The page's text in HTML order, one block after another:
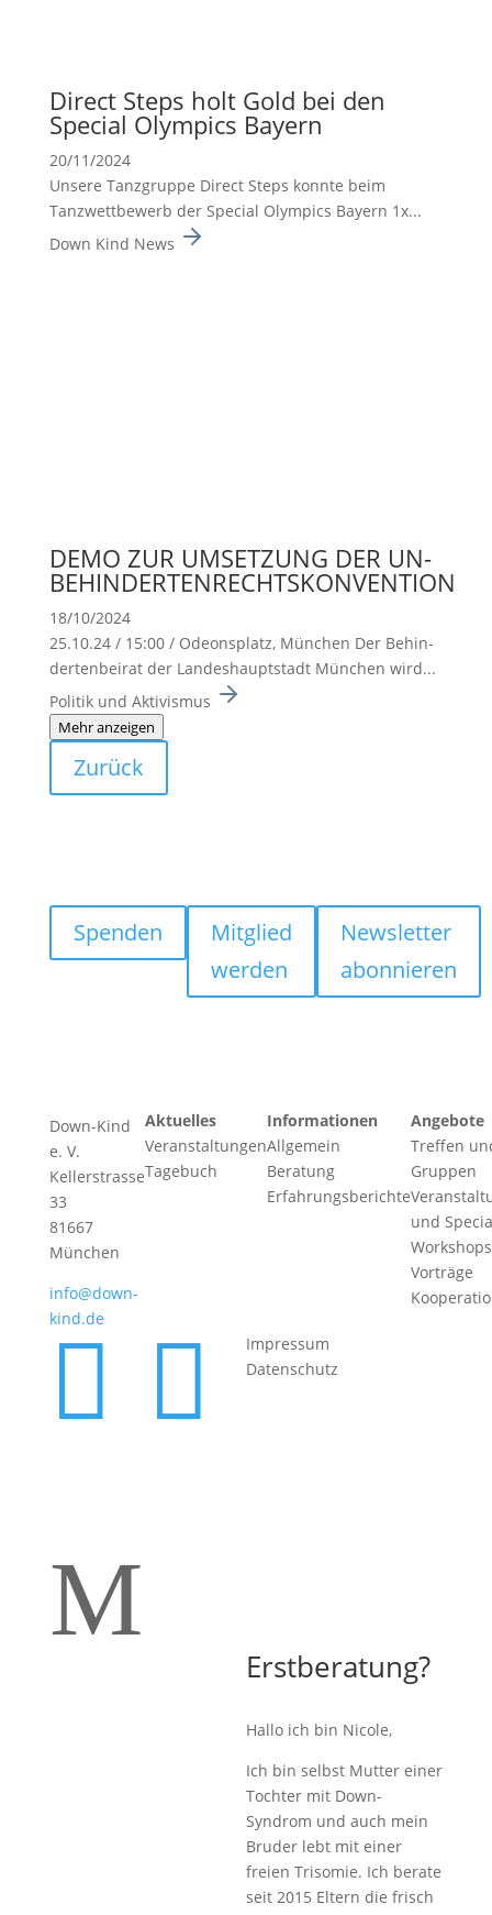
Direct Steps holt Gold bei den
Special Olympics Bayern
20/11/2024
Unsere Tanzgruppe Direct Steps konnte beim
Tanzwett­be­werb der Special Olympics Bayern 1x...
Down Kind News
DEMO ZUR UMSETZUNG DER UN-
BEHINDERTENRECHTSKONVENTION
18/10/2024
25.10.24 / 15:00 / Odeons­platz, München Der Behin­
der­ten­beirat der Landes­haupt­stadt München wird...
Politik und Aktivismus
Mehr anzeigen
Zurück
Spenden
Mitglied
werden
Newsletter
abonnieren
Down-Kind
e. V.
Kellerstrasse
33
81667
München
info@down-
kind.de
Aktuelles
Veranstaltungen
Tagebuch
Informationen
Allgemein
Beratung
Erfahrungsberichte
Angebote
Treffen
Gruppen
und
Vorträge
 
Impressum
Datenschutz
M
Erstberatung?
Hallo ich bin Nicole,
Ich bin selbst Mutter einer
Tochter mit Down-
Syndrom und auch mein
Bruder lebt mit einer
freien Trisomie. Ich berate
seit 2015 Eltern die frisch